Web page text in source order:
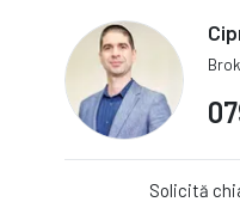
Solicită